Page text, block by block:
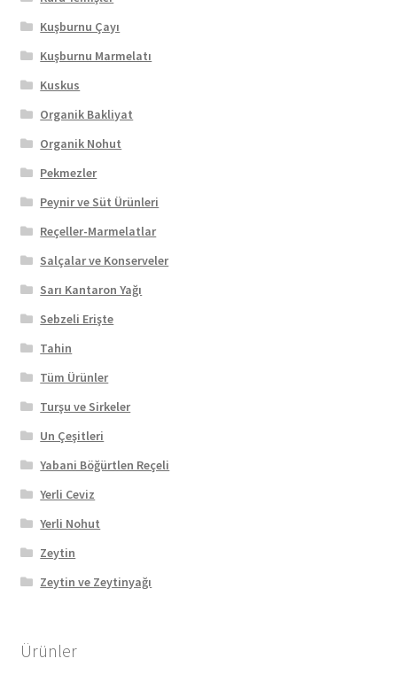
Kuşburnu Çayı
Kuşburnu Marmelatı
Kuskus
Organik Bakliyat
Organik Nohut
Pekmezler
Peynir ve Süt Ürünleri
Reçeller-Marmelatlar
Salçalar ve Konserveler
Sarı Kantaron Yağı
Sebzeli Erişte
Tahin
Tüm Ürünler
Turşu ve Sirkeler
Un Çeşitleri
Yabani Böğürtlen Reçeli
Yerli Ceviz
Yerli Nohut
Zeytin
Zeytin ve Zeytinyağı
Ürünler